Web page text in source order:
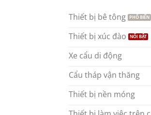
Thiết bị bê tông
Thiết bị xúc đào
Xe cẩu di động
Cẩu tháp vận thăng
Thiết bị nền móng